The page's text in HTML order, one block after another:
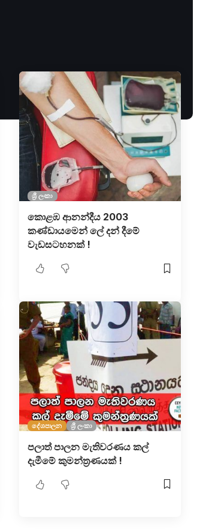
ශ්‍රී ලංකා
කොළඹ ආනන්දීය 2003
කණ්ඩායමෙන් ලේ දන් දීමේ
වැඩසටහනක් !
දේශපාලන ශ්‍රී ලංකා
පලාත් පාලන මැතිවරණය කල්
දැමීමේ කුමන්ත්‍රණයක් !